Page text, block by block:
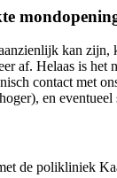
kan zijn,
af. Helaas is
contact met
en
de polikliniek